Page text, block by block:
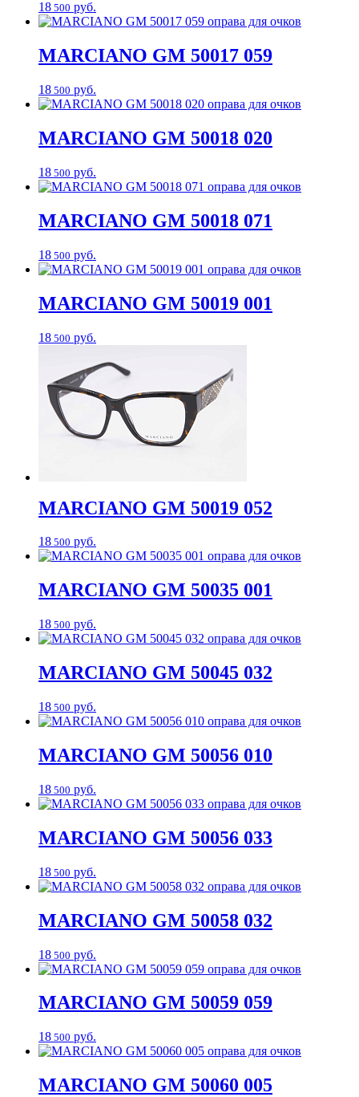
18 500 руб.
MARCIANO GM 50017 059
18 500 руб.
MARCIANO GM 50018 020
18 500 руб.
MARCIANO GM 50018 071
18 500 руб.
MARCIANO GM 50019 001
18 500 руб.
MARCIANO GM 50019 052
18 500 руб.
MARCIANO GM 50035 001
18 500 руб.
MARCIANO GM 50045 032
18 500 руб.
MARCIANO GM 50056 010
18 500 руб.
MARCIANO GM 50056 033
18 500 руб.
MARCIANO GM 50058 032
18 500 руб.
MARCIANO GM 50059 059
18 500 руб.
MARCIANO GM 50060 005